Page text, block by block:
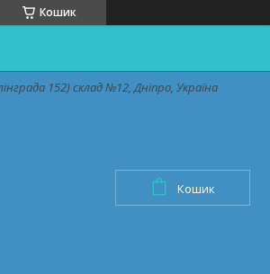
Кошик
152) склад №12, Дніпро, Україна
Кошик